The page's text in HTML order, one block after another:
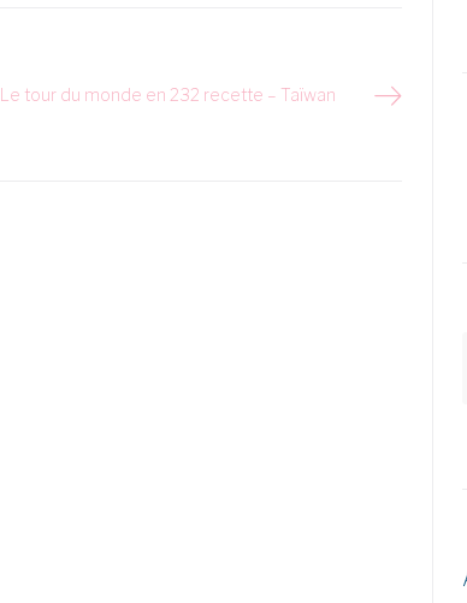
Le tour du monde en 232 recette – Taïwan